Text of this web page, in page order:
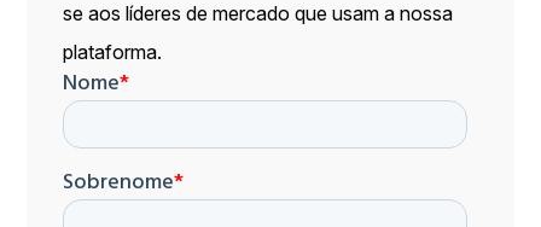
se aos líderes de mercado que usam a nossa
plataforma.